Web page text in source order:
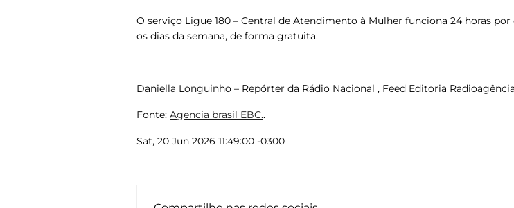
O serviço Ligue 180 – Central de Atendimento à Mulher funciona 24 horas por
os dias da semana, de forma gratuita.
Daniella Longuinho – Repórter da Rádio Nacional , Feed Editoria
Fonte: Agencia brasil EBC..
Sat, 20 Jun 2026 11:49:00 -0300